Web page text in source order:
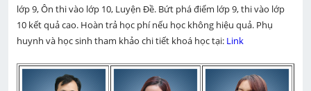
lớp 9, Ôn thi vào lớp 10, Luyện Đề. Bứt phá điểm lớp 9, thi vào lớp
10 kết quả cao. Hoàn trả học phí nếu học không hiệu quả. Phụ
huynh và học sinh tham khảo chi tiết khoá học tại: Link